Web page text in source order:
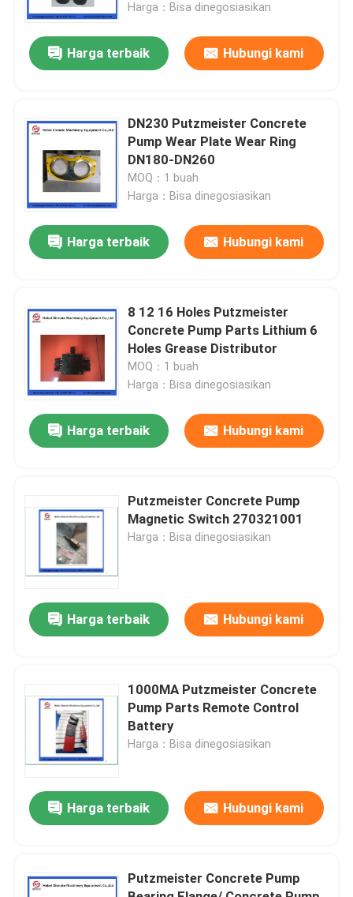
Rumah
Video
Wisata pabrik
Hubungi kami
Quote request suatu
Bagian Pompa Beton Schwing
Harga：Bisa dinegosiasikan
Harga terbaik Hubungi kami
DN230 Putzmeister Concrete
Pump Wear Plate Wear Ring
DN180-DN260
MOQ：1 buah
Harga：Bisa dinegosiasikan
Harga terbaik Hubungi kami
8 12 16 Holes Putzmeister
Concrete Pump Parts Lithium 6
Holes Grease Distributor
MOQ：1 buah
Harga：Bisa dinegosiasikan
Harga terbaik Hubungi kami
Putzmeister Concrete Pump
Magnetic Switch 270321001
Harga：Bisa dinegosiasikan
Harga terbaik Hubungi kami
1000MA Putzmeister Concrete
Pump Parts Remote Control
Battery
Harga：Bisa dinegosiasikan
Harga terbaik Hubungi kami
Putzmeister Concrete Pump